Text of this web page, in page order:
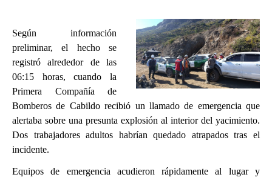
Según información
preliminar, el hecho se
registró alrededor de las
06:15 horas, cuando la
Primera Compañía de
Bomberos de Cabildo recibió un llamado de emergencia que
alertaba sobre una presunta explosión al interior del yacimiento.
Dos trabajadores adultos habrían quedado atrapados tras el
incidente.
Equipos de emergencia acudieron rápidamente al lugar y